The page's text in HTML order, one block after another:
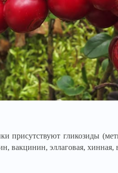
присутствуют гликозиды
вакцинин, эллаговая, хинная,